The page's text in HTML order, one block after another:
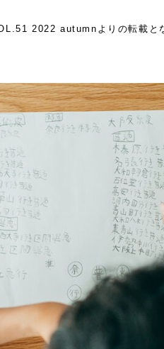
2022 autumnよりの転載と